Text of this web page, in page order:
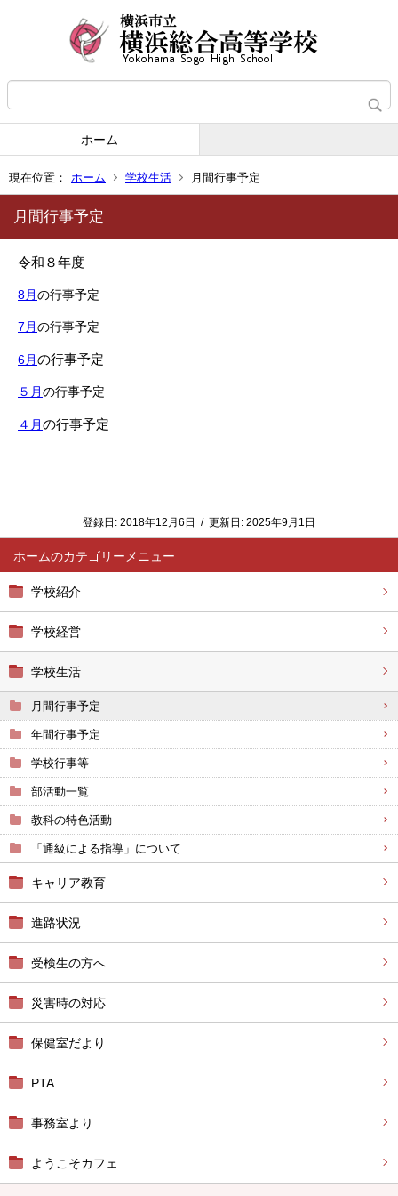
ホーム
現在位置： ホーム 学校生活 月間行事予定
ホーム
学校紹介
学校経営
学校生活
月間行事予定
年間行事予定
学校行事等
部活動一覧
教科の特色活動
「通級による指導」について
キャリア教育
進路状況
受検生の方へ
災害時の対応
保健室だより
PTA
事務室より
ようこそカフェ
月間行事予定
令和８年度
8月の行事予定
7月の行事予定
6月の行事予定
５月の行事予定
４月の行事予定
登録日: 2018年12月6日 / 更新日: 2025年9月1日